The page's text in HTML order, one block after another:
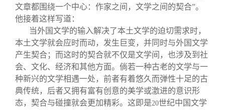
文章都围绕一个中心：作家之间，文学之间的契合”。
他接着这样写道：
当外国文学的输入解决了本土文学的迫切需求时，
本土文学就会应时而动，发生巨变，并同时与外国文学
产生契合；而这时的契合就不仅是文学间，也涉及到社
会、文化、经济和其他方面。倘若一种古老的文学与一
种新兴的文学相遇一处，前者有着悠久而弹性十足的古
典传统，后者又拥有富有创意的美学或激进的意识形
态，契合与碰撞就会更加精彩。这即是20世纪中国文学